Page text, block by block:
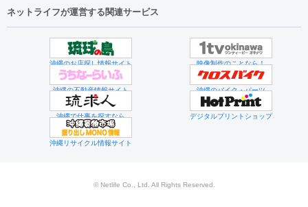
ネットライフが運営する関連サービス
沖縄のお店探し情報サイト 映像制作のことなら！
沖縄の不動産情報サイト 沖縄のバイク・パーツ
沖縄で仕事を探すなら デジタルプリントショップ
沖縄リサイクル情報サイト
© Netlife Co., Ltd. All Rights Reserved.